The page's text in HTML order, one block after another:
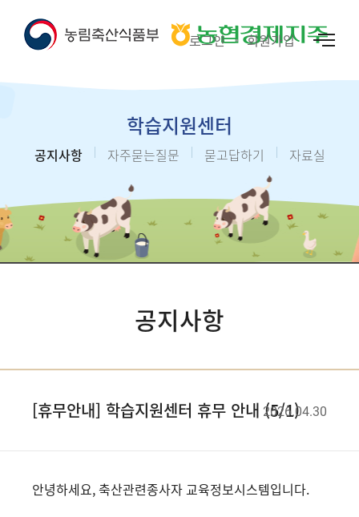
로그인 회원가입
학습지원센터
공지사항 자주묻는질문 묻고답하기 자료실
공지사항
[휴무안내] 학습지원센터 휴무 안내 (5/1)
2026.04.30
​안녕하세요, 축산관련종사자 교육정보시스템입니다.